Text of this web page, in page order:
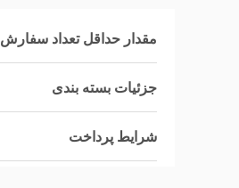
مقدار حداقل تعداد سفارش
جزئیات بسته بندی
شرایط پرداخت